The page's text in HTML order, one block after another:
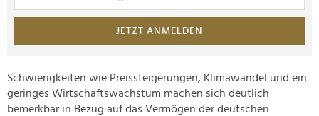
JETZT ANMELDEN
Schwierigkeiten wie Preissteigerungen, Klimawandel und ein
geringes Wirtschaftswachstum machen sich deutlich
bemerkbar in Bezug auf das Vermögen der deutschen